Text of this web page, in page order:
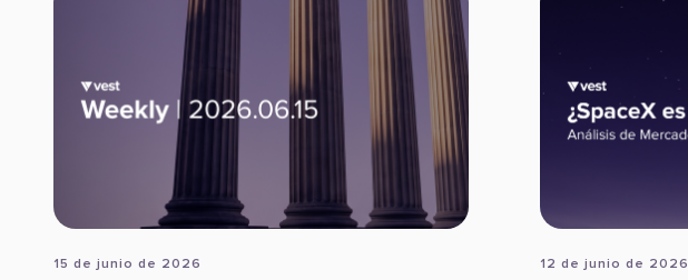
15 de junio de 2026 12 de junio de 2026